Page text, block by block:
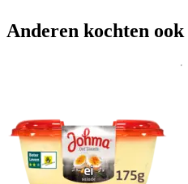
Anderen kochten ook